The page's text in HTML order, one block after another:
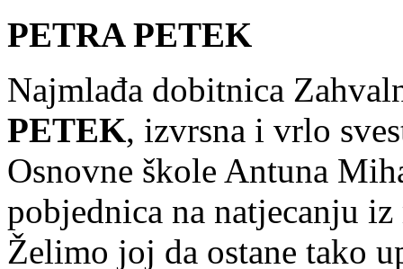
PETRA PETEK
Najmlađa dobitnica
PETEK, izvrsna i vrlo
Osnovne škole Antuna
pobjednica na natjecanju iz
Želimo joj da ostane tako